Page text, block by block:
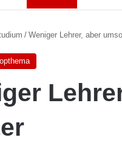
/ Weniger Lehrer, aber